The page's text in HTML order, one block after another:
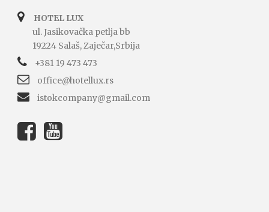
HOTEL LUX
ul. Jasikovačka petlja bb
19224 Salaš, Zaječar,Srbija
+381 19 473 473
office@hotellux.rs
istokcompany@gmail.com